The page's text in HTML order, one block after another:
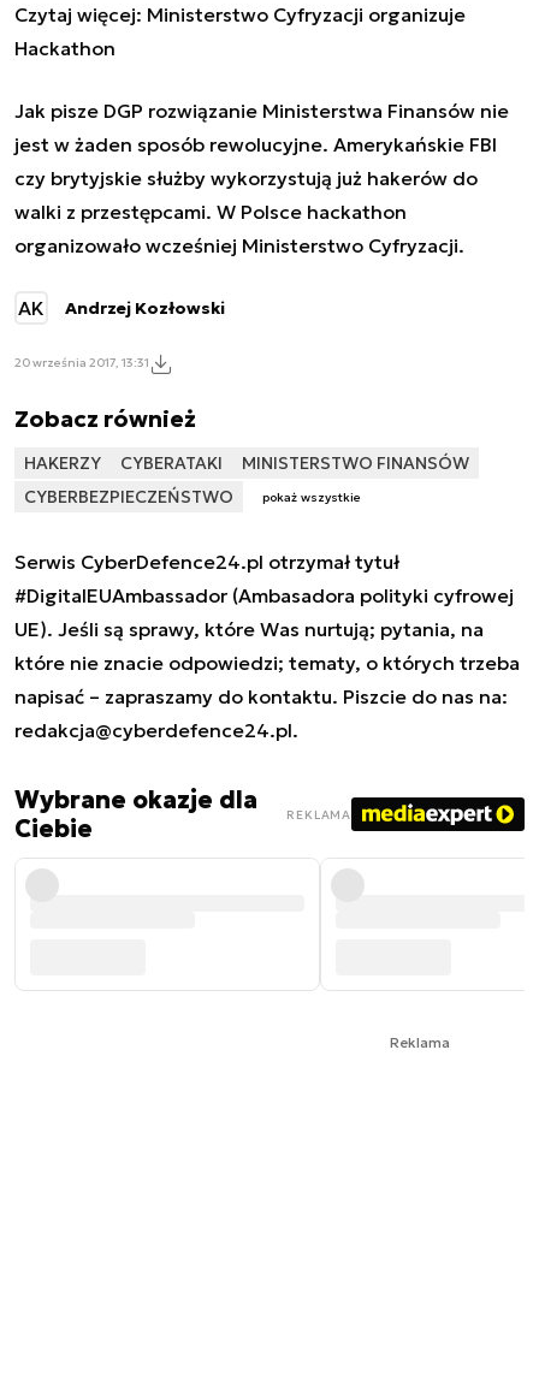
Czytaj więcej: Ministerstwo Cyfryzacji organizuje
Hackathon
Jak pisze DGP rozwiązanie Ministerstwa Finansów nie
jest w żaden sposób rewolucyjne. Amerykańskie FBI
czy brytyjskie służby wykorzystują już hakerów do
walki z przestępcami. W Polsce hackathon
organizowało wcześniej Ministerstwo Cyfryzacji.
AK Andrzej Kozłowski
20 września 2017, 13:31
Zobacz również
HAKERZY CYBERATAKI
MINISTERSTWO FINANSÓW
CYBERBEZPIECZEŃSTWO
pokaż wszystkie
Serwis CyberDefence24.pl otrzymał tytuł
#DigitalEUAmbassador (Ambasadora polityki cyfrowej
UE). Jeśli są sprawy, które Was nurtują; pytania, na
które nie znacie odpowiedzi; tematy, o których trzeba
napisać – zapraszamy do kontaktu. Piszcie do nas na:
redakcja@cyberdefence24.pl.
Wybrane okazje dla
Ciebie
REKLAMA
Reklama